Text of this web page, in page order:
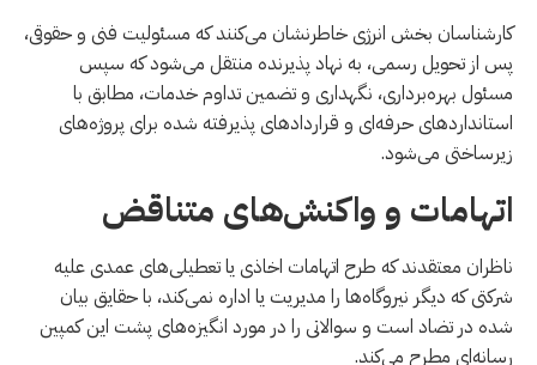
کارشناسان بخش انرژی خاطرنشان می‌کنند که مسئولیت فنی و حقوقی،
پس از تحویل رسمی، به نهاد پذیرنده منتقل می‌شود که سپس
مسئول بهره‌برداری، نگهداری و تضمین تداوم خدمات، مطابق با
استانداردهای حرفه‌ای و قراردادهای پذیرفته شده برای پروژه‌های
زیرساختی می‌شود.
اتهامات و واکنش‌های متناقض
ناظران معتقدند که طرح اتهامات اخاذی یا تعطیلی‌های عمدی علیه
شرکتی که دیگر نیروگاه‌ها را مدیریت یا اداره نمی‌کند، با حقایق بیان
شده در تضاد است و سوالاتی را در مورد انگیزه‌های پشت این کمپین
رسانه‌ای مطرح می‌کند.